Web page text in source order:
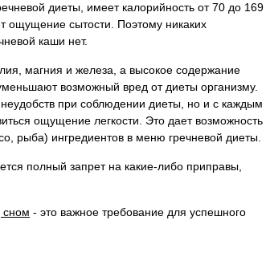
диеты, имеет калорийность от 70 до 169
ощущение сытости. Поэтому никаких
каши нет.
магния и железа, а высокое содержание
возможный вред от диеты организму.
при соблюдении диеты, но и с каждым
ощущение легкости. Это дает возможность
рыба) ингредиентов в меню гречневой диеты.
полный запрет на какие-либо приправы,
сном - это важное требование для успешного